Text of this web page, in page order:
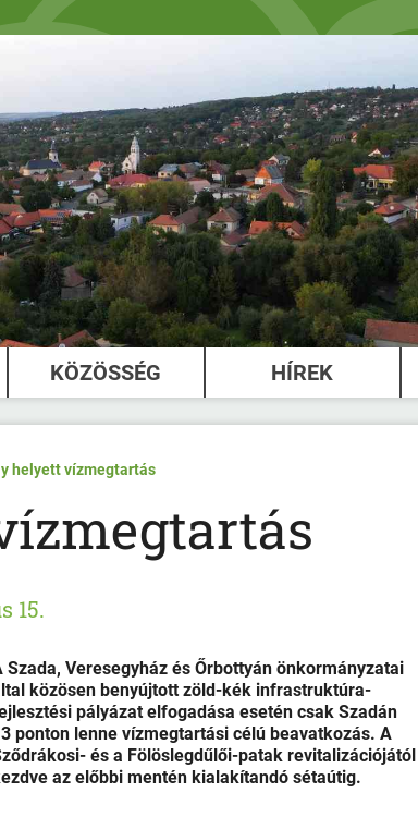
KÖZÖSSÉG HÍREK
helyett vízmegtartás
15.
Szada, Veresegyház és Őrbottyán önkormányzatai
közösen benyújtott zöld-kék infrastruktúra-
pályázat elfogadása esetén csak Szadán
ponton lenne vízmegtartási célú beavatkozás. A
és a Fölöslegdűlői-patak revitalizációjától
az előbbi mentén kialakítandó sétaútig.